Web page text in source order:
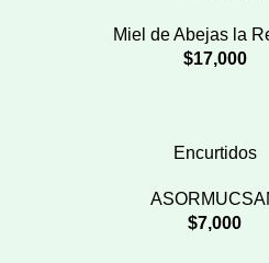
Miel de Abejas la
$17,000
Encurtidos
$7,000